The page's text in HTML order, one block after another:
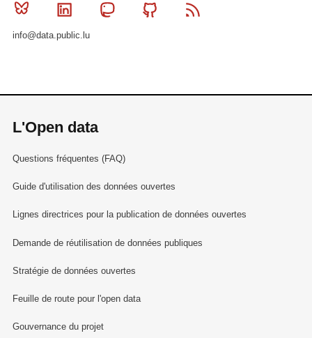
Bluesky Linkedin MastodonGithub
info@data.public.lu
L'Open data
Questions fréquentes (FAQ)
Guide d'utilisation des données ouvertes
Lignes directrices pour la publication de données ouvertes
Demande de réutilisation de données publiques
Stratégie de données ouvertes
Feuille de route pour l'open data
Gouvernance du projet